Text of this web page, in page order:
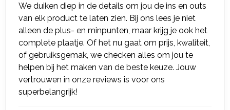
We duiken diep in de details om jou de ins en outs
van elk product te laten zien. Bij ons lees je niet
alleen de plus- en minpunten, maar krijg je ook het
complete plaatje. Of het nu gaat om prijs, kwaliteit,
of gebruiksgemak, we checken alles om jou te
helpen bij het maken van de beste keuze. Jouw
vertrouwen in onze reviews is voor ons
superbelangrijk!